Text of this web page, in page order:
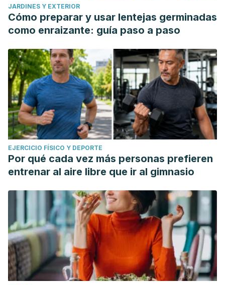
JARDINES Y EXTERIOR
Cómo preparar y usar lentejas germinadas
como enraizante: guía paso a paso
EJERCICIO FÍSICO Y DEPORTE
Por qué cada vez más personas prefieren
entrenar al aire libre que ir al gimnasio